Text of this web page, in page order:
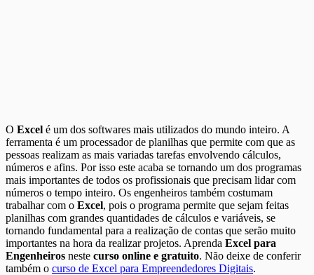
O Excel é um dos softwares mais utilizados do mundo inteiro. A
ferramenta é um processador de planilhas que permite com que as
pessoas realizam as mais variadas tarefas envolvendo cálculos,
números e afins. Por isso este acaba se tornando um dos programas
mais importantes de todos os profissionais que precisam lidar com
números o tempo inteiro. Os engenheiros também costumam
trabalhar com o Excel, pois o programa permite que sejam feitas
planilhas com grandes quantidades de cálculos e variáveis, se
tornando fundamental para a realização de contas que serão muito
importantes na hora da realizar projetos. Aprenda Excel para
Engenheiros neste curso online e gratuito. Não deixe de conferir
também o curso de Excel para Empreendedores Digitais.